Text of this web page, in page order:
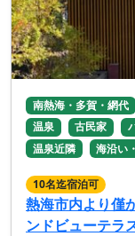
南熱海・多賀・網代
温泉
古民家
温泉近隣
海沿い
10名迄宿泊可
熱海市内より僅
ンドビューテラス